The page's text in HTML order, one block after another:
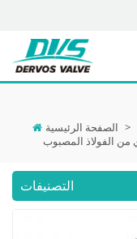
الصفحة الرئيسية >
التصنيفات